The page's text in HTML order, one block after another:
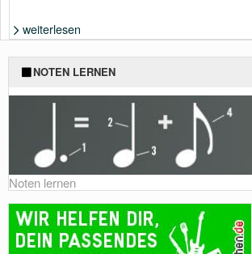
Foto: Shutterstock von Jaromir Chalabala
weiterlesen
NOTEN LERNEN
Noten lernen